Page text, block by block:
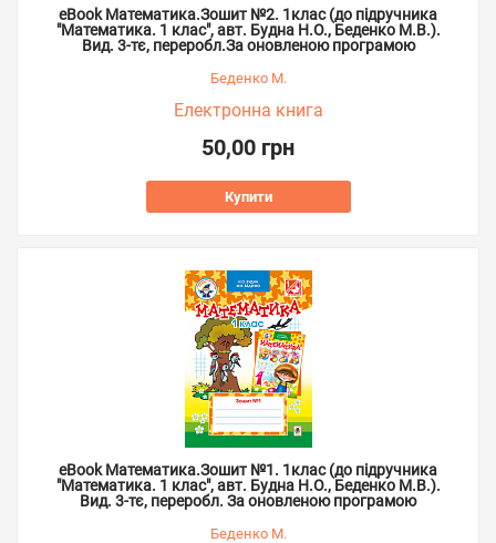
eBook Математика.Зошит №2. 1клас (до підручника
"Математика. 1 клас", авт. Будна Н.О., Беденко М.В.).
Вид. 3-тє, переробл.За оновленою програмою
Беденко М.
Електронна книга
50,00 грн
Купити
eBook Математика.Зошит №1. 1клас (до підручника
"Математика. 1 клас", авт. Будна Н.О., Беденко М.В.).
Вид. 3-тє, переробл. За оновленою програмою
Беденко М.